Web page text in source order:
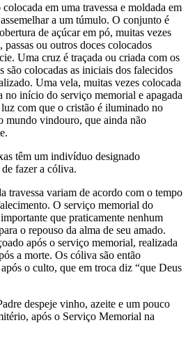
em uma travessa e moldada em
a um túmulo. O conjunto é
de açúcar em pó, muitas vezes
passas ou outros doces colocados
Uma cruz é traçada ou criada com os
são colocadas as iniciais dos falecidos
Uma vela, muitas vezes colocada
no início do serviço memorial e apagada
com que o cristão é iluminado no
mundo vindouro, que ainda não
têm um indivíduo designado
fazer a cóliva.
travessa variam de acordo com o tempo
O serviço memorial do
que praticamente nenhum
o repouso da alma de seu amado.
após o serviço memorial, realizada
a morte. Os cóliva são então
o culto, que em troca diz “que Deus
despeje vinho, azeite e um pouco
após o Serviço Memorial na